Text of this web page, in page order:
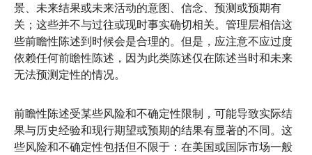
景、未来结果或未来活动的意图、信念、预测或预期有
关；这些并不与过往或现时事实确切相关。管理层相信这
些前瞻性陈述到时候会是合理的。但是，应注意不应过度
依赖任何前瞻性陈述，因为此类陈述仅在陈述当时和未来
无法预测定性的情况。
前瞻性陈述受某些风险和不确定性限制，可能导致实际结
果与历史经验和现行期望或预期的结果有显著的不同。这
些风险和不确定性包括但不限于：在美国或国际市场一般